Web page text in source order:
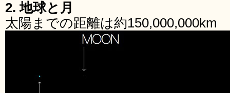
2. 地球と月
太陽までの距離は約150,000,000km